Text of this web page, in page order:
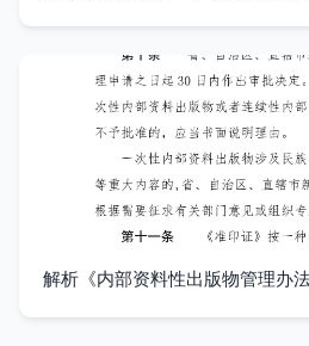
解析《内部资料性出版物管理办